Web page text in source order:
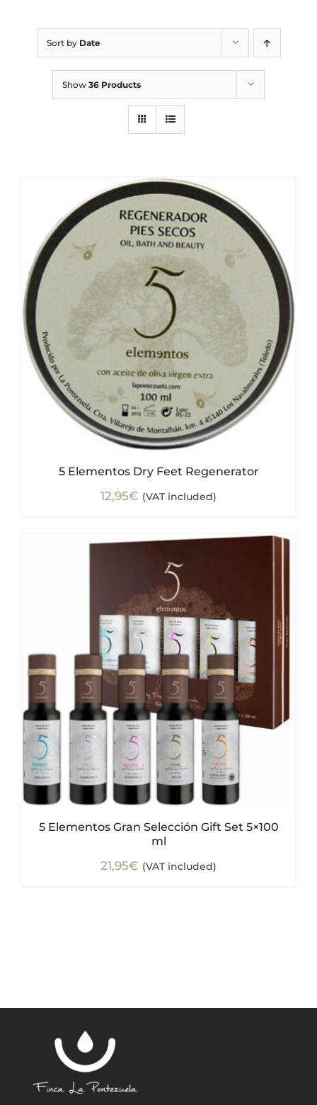
Sort by Date
Show 36 Products
5 Elementos Dry Feet Regenerator
12,95€ (VAT included)
5 Elementos Gran Selección Gift Set 5×100
ml
21,95€ (VAT included)